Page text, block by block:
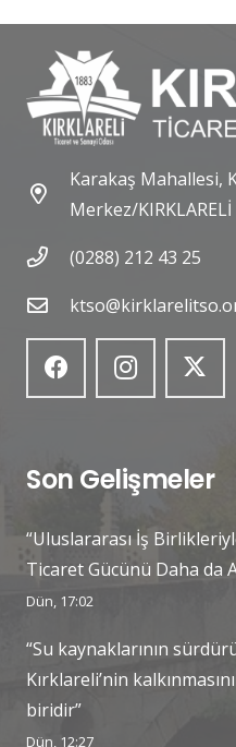
Karakaş Mahallesi,
Merkez/KIRKLARELİ
(0288) 212 43 25
Son Gelişmeler
“Uluslararası İş
Ticaret Gücünü Daha da
Dün, 17:02
“Su kaynaklarının
Kırklareli’nin
biridir”
Dün, 12:27